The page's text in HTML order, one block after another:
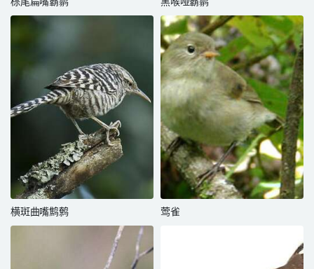
棕尾扁嘴霸鹟 黑喉哑霸鹟
横斑曲嘴鹪鹩 莺雀